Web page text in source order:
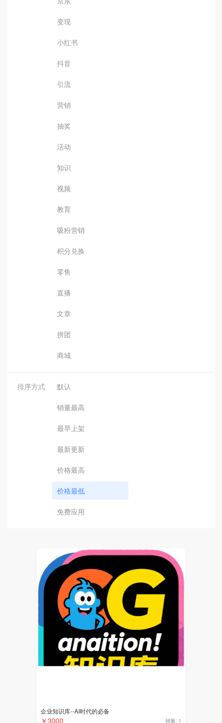
变现
小红书
抖音
引流
营销
抽奖
活动
知识
视频
教育
吸粉营销
积分兑换
零售
直播
文章
拼团
商城
排序方式 默认
销量最高
最早上架
最新更新
价格最高
价格最低
免费应用
企业知识库--AI时代的必备
￥3000 销量: 1